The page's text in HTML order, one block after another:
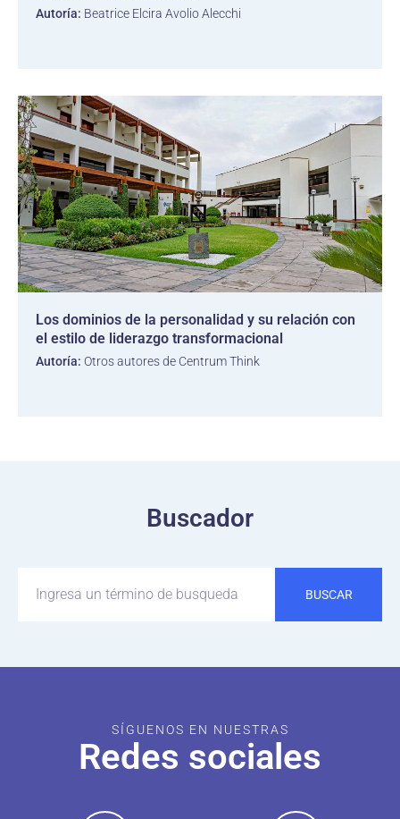
Autoría: Beatrice Elcira Avolio Alecchi
Los dominios de la personalidad y su relación con
el estilo de liderazgo transformacional
Autoría: Otros autores de Centrum Think
Buscador
BUSCAR
SÍGUENOS EN NUESTRAS
Redes sociales